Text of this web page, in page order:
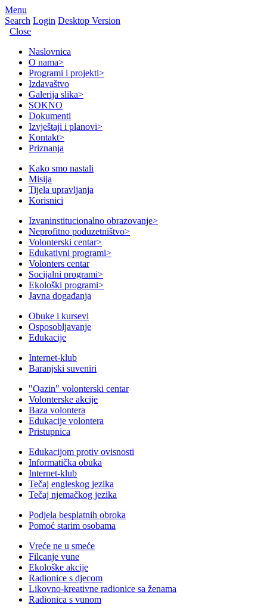
Menu
Search Login Desktop Version
Close
Naslovnica
O nama>
Programi i projekti>
Izdavaštvo
Galerija slika>
SOKNO
Dokumenti
Izvještaji i planovi>
Kontakt>
Priznanja
Kako smo nastali
Misija
Tijela upravljanja
Korisnici
Izvaninstitucionalno obrazovanje>
Neprofitno poduzetništvo>
Volonterski centar>
Edukativni programi>
Volonters centar
Socijalni programi>
Ekološki programi>
Javna događanja
Obuke i kursevi
Osposobljavanje
Edukacije
Internet-klub
Baranjski suveniri
"Oazin" volonterski centar
Volonterske akcije
Baza volontera
Edukacije volontera
Pristupnica
Edukacijom protiv ovisnosti
Informatička obuka
Internet-klub
Tečaj engleskog jezika
Tečaj njemačkog jezika
Podjela besplatnih obroka
Pomoć starim osobama
Vreće ne u smeće
Filcanje vune
Ekološke akcije
Radionice s djecom
Likovno-kreativne radionice sa ženama
Radionica s vunom